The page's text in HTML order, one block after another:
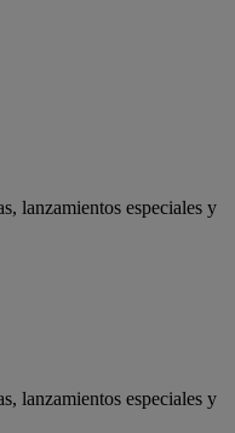
lanzamientos especiales y
lanzamientos especiales y